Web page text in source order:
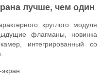
лучше, чем один
круглого модуля
флагманы, новинка
интегрированный со